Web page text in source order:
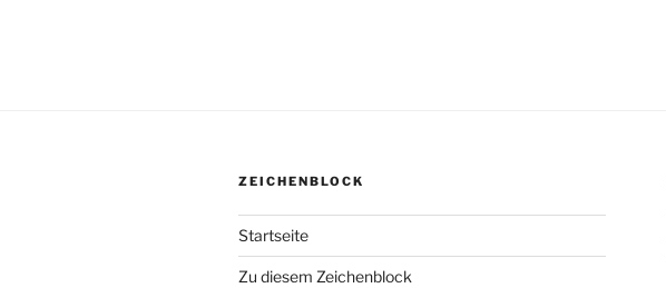
ZEICHENBLOCK
Startseite
Zu diesem Zeichenblock